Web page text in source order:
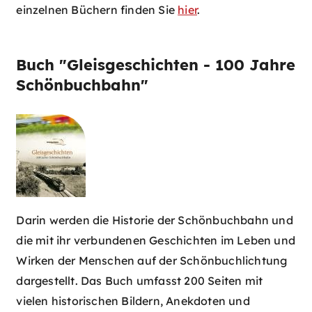
einzelnen Büchern finden Sie hier.
Buch "Gleisgeschichten - 100 Jahre
Schönbuchbahn"
Darin werden die Historie der Schönbuchbahn und
die mit ihr verbundenen Ge­schichten im Leben und
Wirken der Menschen auf der Schönbuchlichtung
dargestellt. Das Buch umfasst 200 Seiten mit
vielen historischen Bildern, Anekdoten und